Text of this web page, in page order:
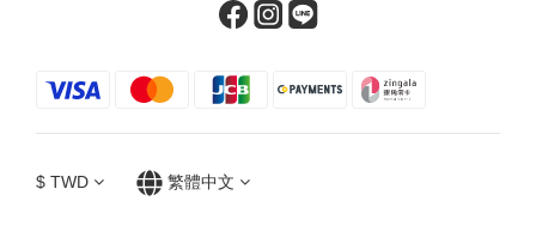
$ TWD 繁體中文